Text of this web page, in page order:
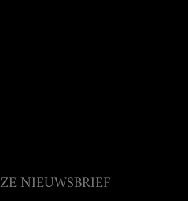
NIEUWSBRIEF